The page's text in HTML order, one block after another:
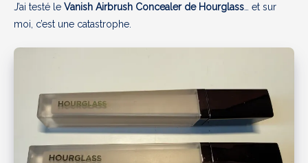
J’ai testé le Vanish Airbrush Concealer de Hourglass … et sur
moi, c’est une catastrophe.